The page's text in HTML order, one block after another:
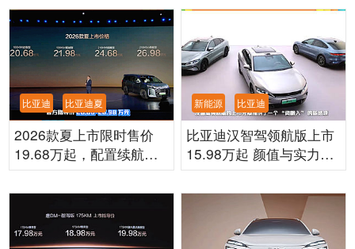
比亚迪 比亚迪夏
2026款夏上市限时售价
19.68万起，配置续航双
在线适配出行全场景
新能源 比亚迪
比亚迪汉智驾领航版上市
15.98万起 颜值与实力双
在线